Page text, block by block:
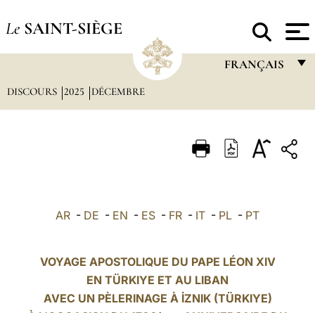
Le SAINT-SIÈGE
FRANÇAIS
ITALIANO
POLSKI
العربيّة
DISCOURS 2025 DÉCEMBRE
AR - DE - EN - ES - FR - IT - PL - PT
VOYAGE APOSTOLIQUE DU PAPE LÉON XIV
EN TÜRKIYE ET AU LIBAN
AVEC UN PÈLERINAGE À İZNIK (TÜRKIYE)